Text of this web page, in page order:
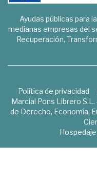
Ayudas públicas para
medianas empresas del
Recuperación,
Política de privacidad
Marcial Pons Librero
de Derecho, Economía,